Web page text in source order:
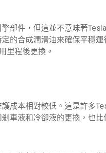
部件，但這並不意味著
的合成潤滑油來確保平穩
里程後更換。
成本相對較低。這是許多
車液和冷卻液的更換，也